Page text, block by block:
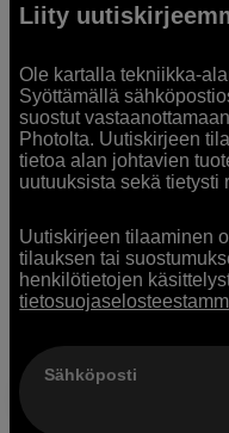
Liity
Ole kartalla tekniikka-
Syöttämällä
suostut
Photolta. Uutiskirjeen
tietoa alan johtavien
uutuuksista sekä tietysti
Uutiskirjeen tilaaminen
tilauksen tai
henkilötietojen
Sähköposti